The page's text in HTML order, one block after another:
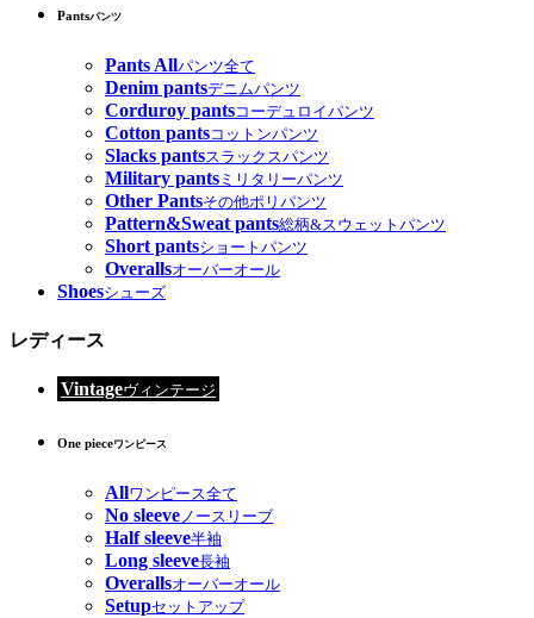
Pantsパンツ
Pants Allパンツ全て
Denim pantsデニムパンツ
Corduroy pantsコーデュロイパンツ
Cotton pantsコットンパンツ
Slacks pantsスラックスパンツ
Military pants ミリタリーパンツ
Other Pantsその他ポリパンツ
Pattern&Sweat pants総柄&スウェットパンツ
Short pantsショートパンツ
Overallsオーバーオール
Shoesシューズ
レディース
Vintageヴィンテージ
One pieceワンピース
Allワンピース全て
No sleeveノースリーブ
Half sleeve半袖
Long sleeve長袖
Overallsオーバーオール
Setupセットアップ